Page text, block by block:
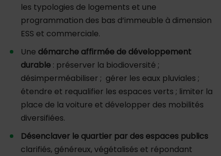
les typologies de logements et une
programmation des bas d’immeuble à dimension
ESS et commerciale.
Une démarche affirmée de développement
durable : préserver la biodioversité ;
désimperméabiliser ; gérer les eaux pluviales ;
étendre et requalifier les espaces verts ; limiter la
place de la voiture et développer des mobilités
diversifiées.
Désenclaver le quartier par des espaces publics
clarifiés, généreux, végétalisés et répondant